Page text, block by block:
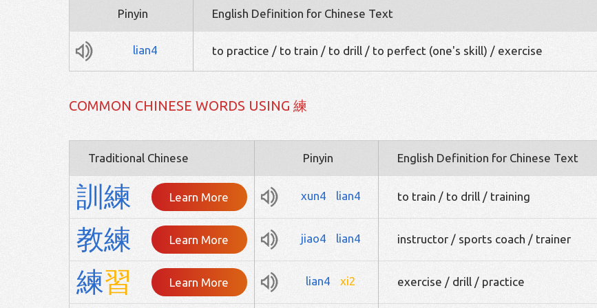
Pinyin English Definition for Chinese Text
lian4 to practice / to train / to drill / to perfect (one's skill) / exercise
COMMON CHINESE WORDS USING 練
Traditional Chinese Pinyin English Definition for Chinese Text
訓練 Learn More xun4 lian4 to train / to drill / training
教練 Learn More jiao4 lian4 instructor / sports coach / trainer
練習 Learn More lian4 xi2 exercise / drill / practice